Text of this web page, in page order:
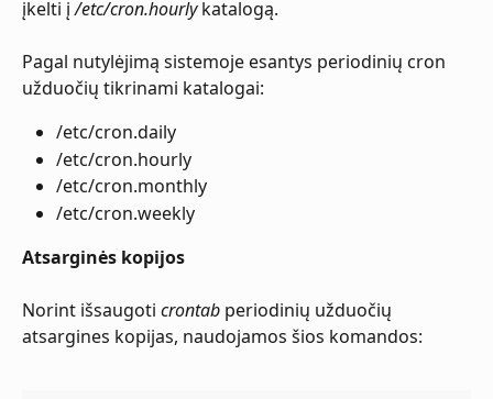
įkelti į /etc/cron.hourly katalogą.
Pagal nutylėjimą sistemoje esantys periodinių cron
užduočių tikrinami katalogai:
/etc/cron.daily
/etc/cron.hourly
/etc/cron.monthly
/etc/cron.weekly
Atsarginės kopijos
Norint išsaugoti crontab periodinių užduočių
atsargines kopijas, naudojamos šios komandos: